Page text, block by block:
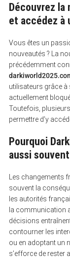
Découvrez la
et accédez à
Vous êtes un
nouveautés ? La
précédemment
utilisateurs grâce à
actuellement
Toutefois,
permettre d’y
Pourquoi
aussi
Les changements
souvent la
les autorités
la communication
décisions
contourner les
ou en adoptant un
s’efforce de rester